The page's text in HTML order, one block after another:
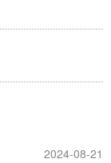
2024-08-21